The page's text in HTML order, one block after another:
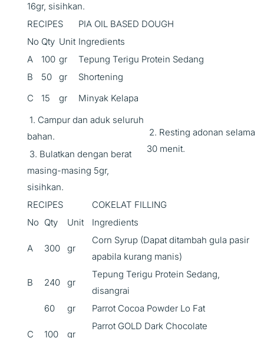
16gr, sisihkan.
RECIPES
PIA OIL BASED DOUGH
No Qty Unit Ingredients
A
100 gr
Tepung Terigu Protein Sedang
B
50 gr
Shortening
C
15 gr
Minyak Kelapa
1. Campur dan aduk seluruh
bahan.
2. Resting adonan selama
30 menit.
3. Bulatkan dengan berat
masing-masing 5gr,
sisihkan.
RECIPES
COKELAT FILLING
No Qty Unit Ingredients
A 300 gr
Corn Syrup (Dapat ditambah gula pasir
apabila kurang manis)
B 240 gr
Tepung Terigu Protein Sedang,
disangrai
60
gr Parrot Cocoa Powder Lo Fat
C 100 gr
Parrot GOLD Dark Chocolate